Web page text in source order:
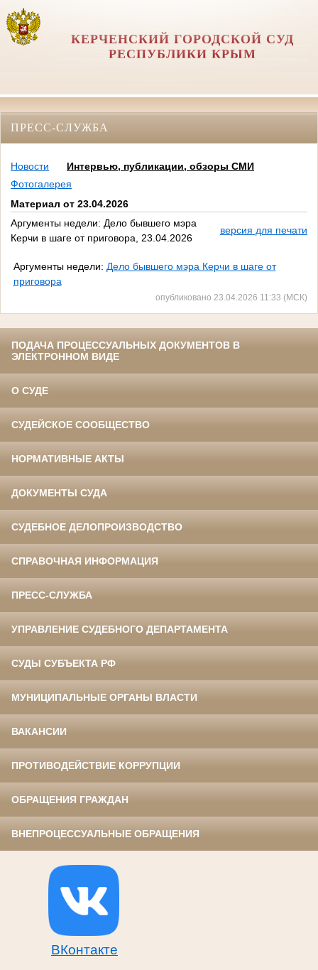
КЕРЧЕНСКИЙ ГОРОДСКОЙ СУД
РЕСПУБЛИКИ КРЫМ
ПРЕСС-СЛУЖБА
Новости
Интервью, публикации, обзоры СМИ
Фотогалерея
Материал от 23.04.2026
Аргументы недели: Дело бывшего мэра
Керчи в шаге от приговора, 23.04.2026
версия для печати
Аргументы недели: Дело бывшего мэра Керчи в шаге от
приговора
опубликовано 23.04.2026 11:33 (МСК)
ПОДАЧА ПРОЦЕССУАЛЬНЫХ ДОКУМЕНТОВ В
ЭЛЕКТРОННОМ ВИДЕ
О СУДЕ
СУДЕЙСКОЕ СООБЩЕСТВО
НОРМАТИВНЫЕ АКТЫ
ДОКУМЕНТЫ СУДА
СУДЕБНОЕ ДЕЛОПРОИЗВОДСТВО
СПРАВОЧНАЯ ИНФОРМАЦИЯ
ПРЕСС-СЛУЖБА
УПРАВЛЕНИЕ СУДЕБНОГО ДЕПАРТАМЕНТА
СУДЫ СУБЪЕКТА РФ
МУНИЦИПАЛЬНЫЕ ОРГАНЫ ВЛАСТИ
ВАКАНСИИ
ПРОТИВОДЕЙСТВИЕ КОРРУПЦИИ
ОБРАЩЕНИЯ ГРАЖДАН
ВНЕПРОЦЕССУАЛЬНЫЕ ОБРАЩЕНИЯ
ВКонтакте